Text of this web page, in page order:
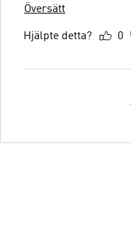
Översätt
Hjälpte detta? 0